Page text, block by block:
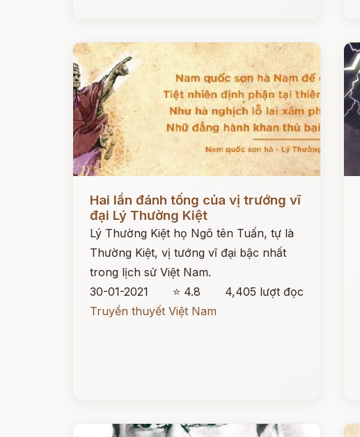
Đọc ngay
Hai lần đánh tống của vị trướng vĩ
đại Lý Thường Kiệt
Lý Thường Kiệt họ Ngô tên Tuấn, tự là
Thường Kiệt, vị tướng vĩ đại bậc nhất
trong lịch sử Việt Nam.
30-01-2021
⭐ 4.8
4,405 lượt đọc
Truyền thuyết Việt Nam